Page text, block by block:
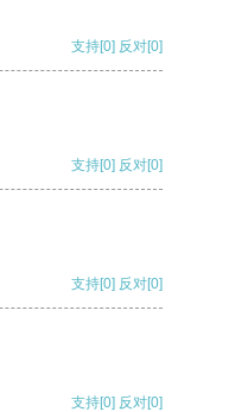
支持[0] 反对[0]
支持[0] 反对[0]
支持[0] 反对[0]
支持[0] 反对[0]